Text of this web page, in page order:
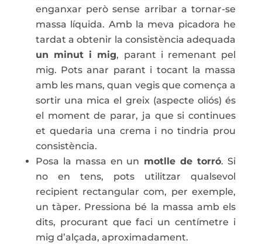
enganxar però sense arribar a tornar-se
massa líquida. Amb la meva picadora he
tardat a obtenir la consistència adequada
un minut i mig, parant i remenant pel
mig. Pots anar parant i tocant la massa
amb les mans, quan vegis que comença a
sortir una mica el greix (aspecte oliós) és
el moment de parar, ja que si continues
et quedaria una crema i no tindria prou
consistència.
Posa la massa en un motlle de torró. Si
no en tens, pots utilitzar qualsevol
recipient rectangular com, per exemple,
un tàper. Pressiona bé la massa amb els
dits, procurant que faci un centímetre i
mig d’alçada, aproximadament.